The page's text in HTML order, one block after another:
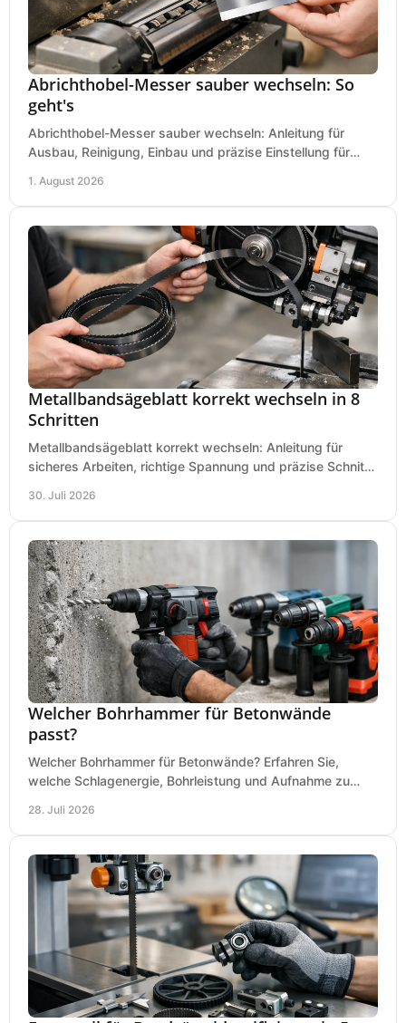
Abrichthobel-Messer sauber wechseln: So
geht's
Abrichthobel-Messer sauber wechseln: Anleitung für
Ausbau, Reinigung, Einbau und präzise Einstellung für
1. August 2026
Metallbandsägeblatt korrekt wechseln in 8
Schritten
Metallbandsägeblatt korrekt wechseln: Anleitung für
sicheres Arbeiten, richtige Spannung und präzise Schnitte
30. Juli 2026
Welcher Bohrhammer für Betonwände
passt?
Welcher Bohrhammer für Betonwände? Erfahren Sie,
welche Schlagenergie, Bohrleistung und Aufnahme zu
28. Juli 2026